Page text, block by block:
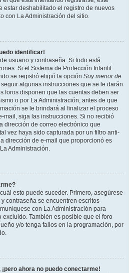
estar deshabilitado el registro de nuevos
con La Administración del sitio.
identificar!
usuario y contraseña. Si todo está
Si el Sistema de Protección Infantil
se registró eligió la opción Soy menor de
algunas instrucciones que se le darán
foros disponen que las cuentas deben ser
o por La Administración, antes de que
se le brindará al finalizar el proceso
mail, siga las instrucciones. Si no recibió
dirección de correo electrónico que
vez haya sido capturada por un filtro anti-
dirección de e-mail que proporcionó es
Administración.
esto puede suceder. Primero, asegúrese
contraseña se encuentren escritos
con La Administración para
También es posible que el foro
y/o tenga fallos en la programación, por
ahora no puedo conectarme!